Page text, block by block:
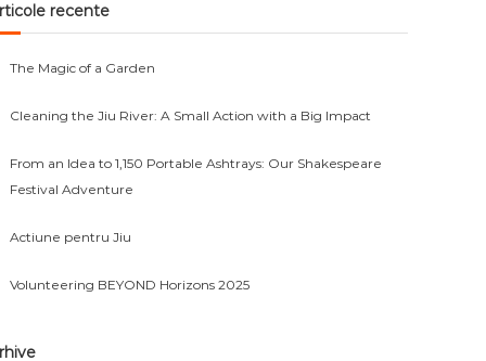
recente
The Magic of a Garden
Cleaning the Jiu River: A Small Action with a Big Impact
From an Idea to 1,150 Portable Ashtrays: Our Shakespeare
Festival Adventure
Actiune pentru Jiu
Volunteering BEYOND Horizons 2025